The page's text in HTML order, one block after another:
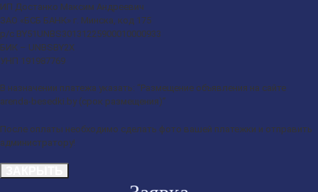
ИП Достанко Максим Андреевич
ЗАО «БСБ БАНК» г. Минска, код 175
р/с BY51UNBS30131225900010000933
БИК – UNBSBY2X
УНП 191987769
В назначении платежа указать: “Размещение объявления на сайте
arenda-besedki.by (срок размещения)”
После оплаты необходимо сделать фото вашей платежки и отправить
администратору!